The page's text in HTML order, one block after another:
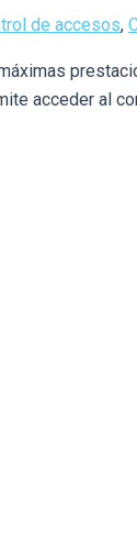
de accesos,
acceder al